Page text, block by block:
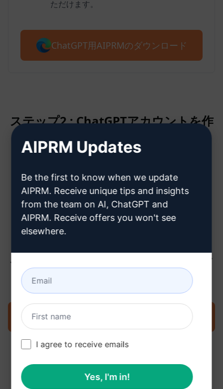
ただけます。
ChatGPT用AIPRMのダウンロード
ステップ2 : ChatGPTアカウントを作
成する
ChatGPTアカウント作成方法はこ
ちら
ステップ3 : ChatGPTでプロンプトを
今すぐChatGPTでプロンプトを試す
AIPRM Updates
Be the first to know when we update
AIPRM. Receive unique tips and insights
from the team on AI, ChatGPT and
AIPRM. Receive offers you won't see
elsewhere.
I agree to receive emails
Yes, I'm in!